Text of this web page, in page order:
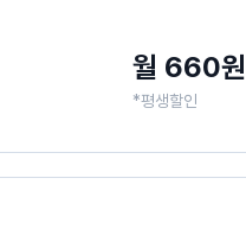
월 660원
*평생할인